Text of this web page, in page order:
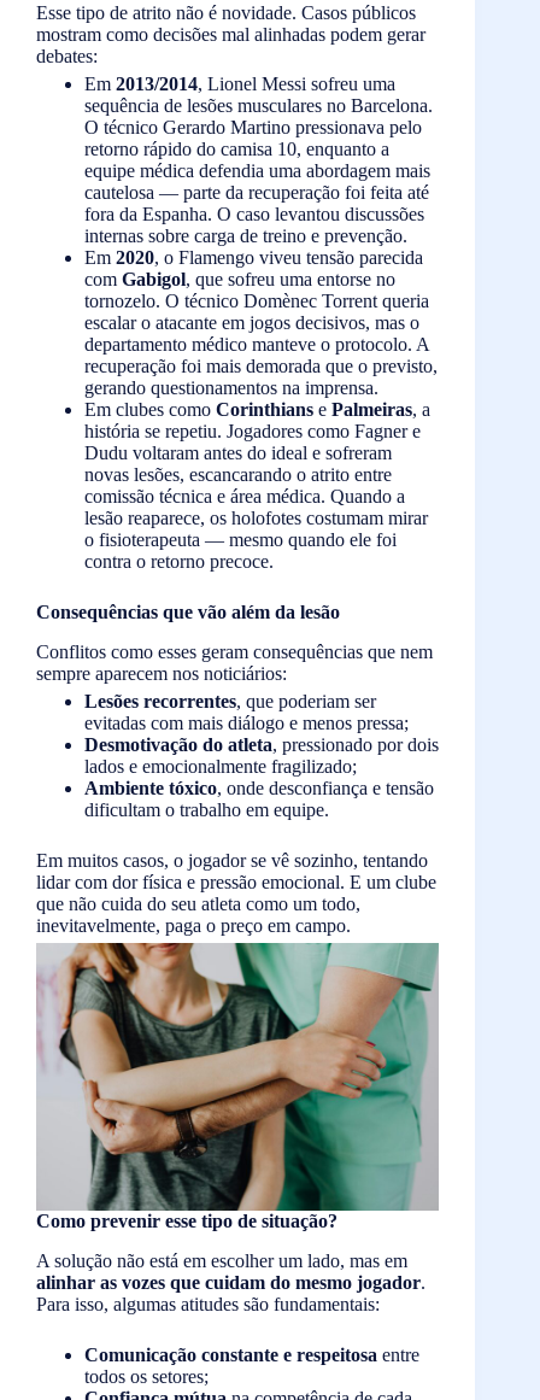
Esse tipo de atrito não é novidade. Casos públicos
mostram como decisões mal alinhadas podem gerar
debates:
Em 2013/2014, Lionel Messi sofreu uma
sequência de lesões musculares no Barcelona.
O técnico Gerardo Martino pressionava pelo
retorno rápido do camisa 10, enquanto a
equipe médica defendia uma abordagem mais
cautelosa — parte da recuperação foi feita até
fora da Espanha. O caso levantou discussões
internas sobre carga de treino e prevenção.
Em 2020, o Flamengo viveu tensão parecida
com Gabigol, que sofreu uma entorse no
tornozelo. O técnico Domènec Torrent queria
escalar o atacante em jogos decisivos, mas o
departamento médico manteve o protocolo. A
recuperação foi mais demorada que o previsto,
gerando questionamentos na imprensa.
Em clubes como Corinthians e Palmeiras, a
história se repetiu. Jogadores como Fagner e
Dudu voltaram antes do ideal e sofreram
novas lesões, escancarando o atrito entre
comissão técnica e área médica. Quando a
lesão reaparece, os holofotes costumam mirar
o fisioterapeuta — mesmo quando ele foi
contra o retorno precoce.
Consequências que vão além da lesão
Conflitos como esses geram consequências que nem
sempre aparecem nos noticiários:
Lesões recorrentes, que poderiam ser
evitadas com mais diálogo e menos pressa;
Desmotivação do atleta, pressionado por dois
lados e emocionalmente fragilizado;
Ambiente tóxico, onde desconfiança e tensão
dificultam o trabalho em equipe.
Em muitos casos, o jogador se vê sozinho, tentando
lidar com dor física e pressão emocional. E um clube
que não cuida do seu atleta como um todo,
inevitavelmente, paga o preço em campo.
Como prevenir esse tipo de situação?
A solução não está em escolher um lado, mas em
alinhar as vozes que cuidam do mesmo jogador.
Para isso, algumas atitudes são fundamentais:
Comunicação constante e respeitosa entre
todos os setores;